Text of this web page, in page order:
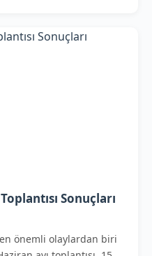
Sonuçları
önemli olaylardan biri